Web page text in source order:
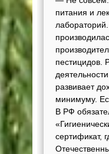
питания и
пестицидов.
развивает
минимуму.
В РФ
сертификат,